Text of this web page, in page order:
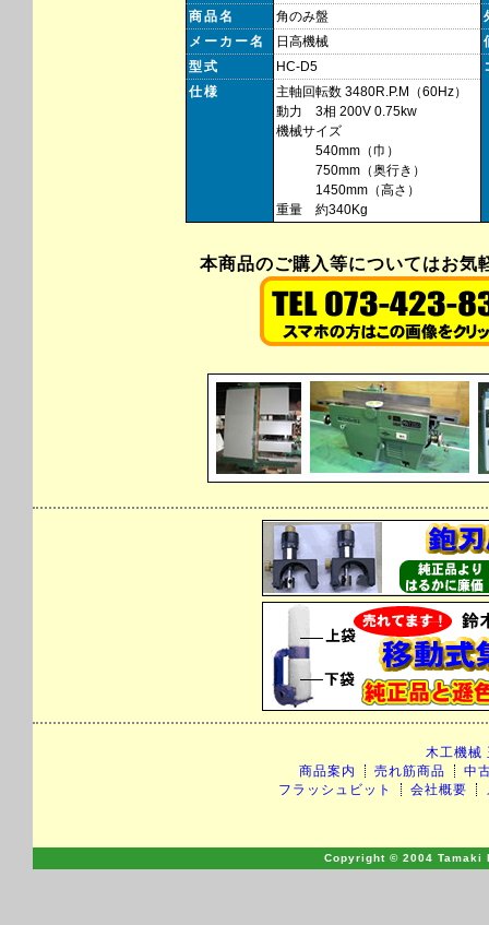
商品名
角のみ盤
メーカー名
日高機械
型式
HC-D5
仕様
主軸回転数 3480R.P.M（60Hz）
動力 3相 200V 0.75kw
機械サイズ
540mm（巾）
750mm（奥行き）
1450mm（高さ）
重量 約340Kg
本商品のご購入等についてはお気
木工機械
商品案内
売れ筋商品
中
フラッシュビット
会社概要
Copyright © 2004